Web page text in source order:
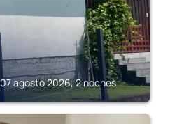
agosto 2026, 2 noches